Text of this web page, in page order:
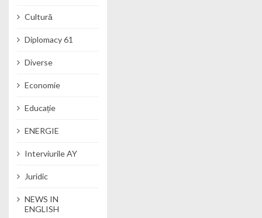
Cultură
Diplomacy 61
Diverse
Economie
Educație
ENERGIE
Interviurile AY
Juridic
NEWS IN
ENGLISH